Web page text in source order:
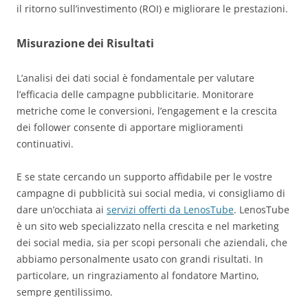
il ritorno sull’investimento (ROI) e migliorare le prestazioni.
Misurazione dei Risultati
L’analisi dei dati social è fondamentale per valutare
l’efficacia delle campagne pubblicitarie. Monitorare
metriche come le conversioni, l’engagement e la crescita
dei follower consente di apportare miglioramenti
continuativi.
E se state cercando un supporto affidabile per le vostre
campagne di pubblicità sui social media, vi consigliamo di
dare un’occhiata ai servizi offerti da LenosTube. LenosTube
è un sito web specializzato nella crescita e nel marketing
dei social media, sia per scopi personali che aziendali, che
abbiamo personalmente usato con grandi risultati. In
particolare, un ringraziamento al fondatore Martino,
sempre gentilissimo.